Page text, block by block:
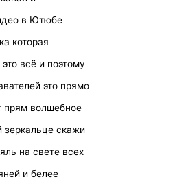
в Ютюбе
которая
всё и поэтому
это прямо
прям волшебное
зеркальце скажи
на свете всех
и белее